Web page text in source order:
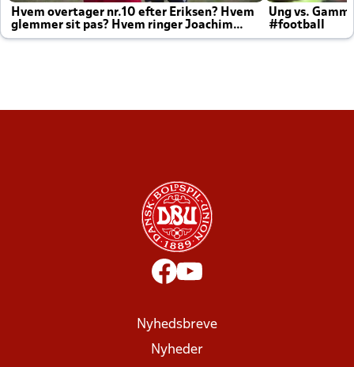
Hvem overtager nr.10 efter Eriksen? Hvem
glemmer sit pas? Hvem ringer Joachim
altid til efter kampe?
Ung vs.
#football
Nyhedsbreve
Nyheder